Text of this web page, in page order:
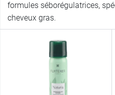
formules séborégulatrices,
cheveux gras.